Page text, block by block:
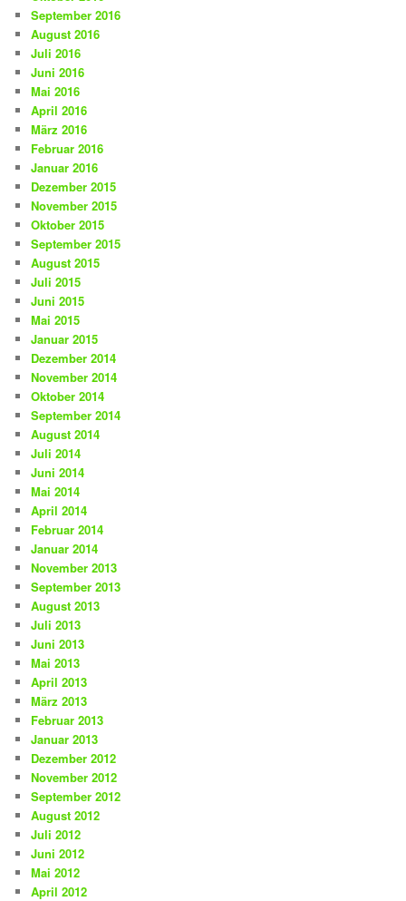
September 2016
August 2016
Juli 2016
Juni 2016
Mai 2016
April 2016
März 2016
Februar 2016
Januar 2016
Dezember 2015
November 2015
Oktober 2015
September 2015
August 2015
Juli 2015
Juni 2015
Mai 2015
Januar 2015
Dezember 2014
November 2014
Oktober 2014
September 2014
August 2014
Juli 2014
Juni 2014
Mai 2014
April 2014
Februar 2014
Januar 2014
November 2013
September 2013
August 2013
Juli 2013
Juni 2013
Mai 2013
April 2013
März 2013
Februar 2013
Januar 2013
Dezember 2012
November 2012
September 2012
August 2012
Juli 2012
Juni 2012
Mai 2012
April 2012